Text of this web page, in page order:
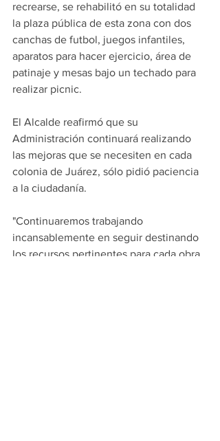
recrearse, se rehabilitó en su totalidad
la plaza pública de esta zona con dos
canchas de futbol, juegos infantiles,
aparatos para hacer ejercicio, área de
patinaje y mesas bajo un techado para
realizar picnic.
El Alcalde reafirmó que su
Administración continuará realizando
las mejoras que se necesiten en cada
colonia de Juárez, sólo pidió paciencia
a la ciudadanía.
"Continuaremos trabajando
incansablemente en seguir destinando
los recursos pertinentes para cada obra